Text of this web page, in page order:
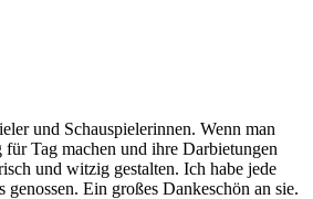
und Schauspielerinnen. Wenn man
für Tag machen und ihre Darbietungen
und witzig gestalten. Ich habe jede
genossen. Ein großes Dankeschön an sie.